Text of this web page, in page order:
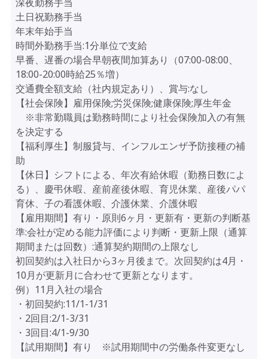
深夜勤務手当
土日祝勤務手当
年末年始手当
時間外勤務手当:1分単位で支給
早番、遅番の場合早朝夜間加算あり（07:00-08:00、
18:00-20:00時給25％増）
交通費全額支給（社内規定あり）、賞与:なし
【社会保険】雇用保険;労災保険;健康保険;厚生年金
※非常勤職員は勤務時間により社会保険加入の有無
を決定する
【福利厚生】制服貸与、インフルエンザ予防接種の補
助
【休日】シフトによる、年次有給休暇（勤務日数によ
る）、慶弔休暇、産前産後休暇、育児休業、産後パパ
育休、子の看護休暇、介護休業、介護休暇
【雇用期間】有り・原則6ヶ月・更新有・更新の判断基
準:会社が定める能力評価により判断・更新上限（通算
期間または回数）:通算契約期間の上限なし
初回契約は入社日から3ヶ月後まで。次回契約は4月・
10月が更新月に合わせて更新となります。
例）11月入社の場合
・初回契約:11/1-1/31
・2回目:2/1-3/31
・3回目:4/1-9/30
【試用期間】有り ※試用期間中の労働条件変更なし